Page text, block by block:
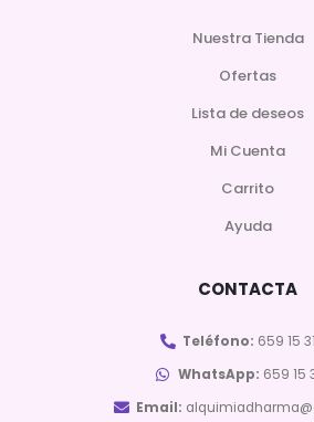
Nuestra Tienda
Ofertas
Lista de deseos
Mi Cuenta
Carrito
Ayuda
CONTACTA
Teléfono: 659 15
WhatsApp: 659 15
Email: